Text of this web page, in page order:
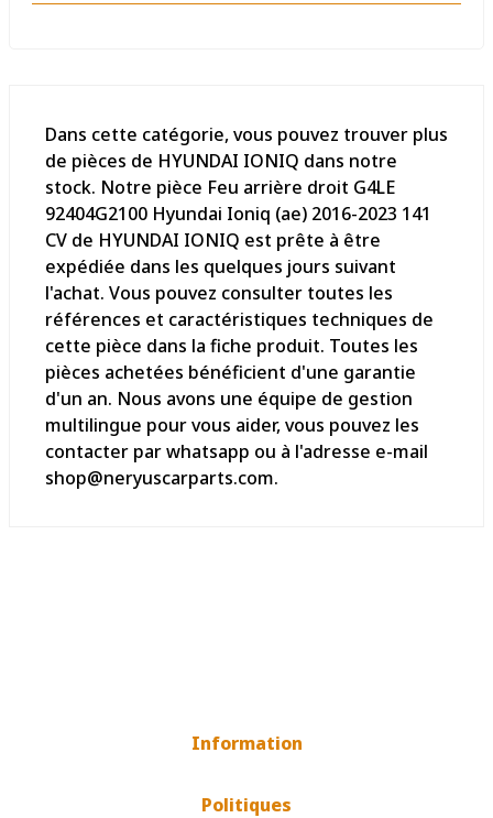
Dans cette catégorie, vous pouvez trouver plus
de pièces de HYUNDAI IONIQ dans notre
stock. Notre pièce Feu arrière droit G4LE
92404G2100 Hyundai Ioniq (ae) 2016-2023 141
CV de HYUNDAI IONIQ est prête à être
expédiée dans les quelques jours suivant
l'achat. Vous pouvez consulter toutes les
références et caractéristiques techniques de
cette pièce dans la fiche produit. Toutes les
pièces achetées bénéficient d'une garantie
d'un an. Nous avons une équipe de gestion
multilingue pour vous aider, vous pouvez les
contacter par whatsapp ou à l'adresse e-mail
shop@neryuscarparts.com.
Information
Politiques